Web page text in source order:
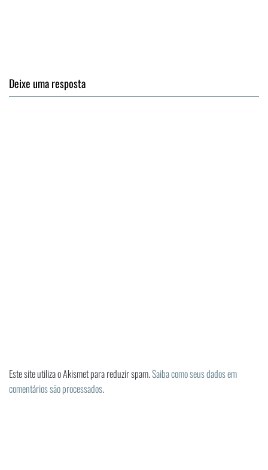
Deixe uma resposta
Este site utiliza o Akismet para reduzir spam.Saiba como seus dados em
comentários são processados.